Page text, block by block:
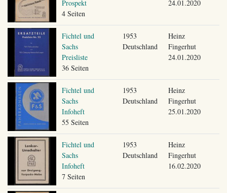
Prospekt
4 Seiten
24.01.2020
Fichtel und
Sachs
Preisliste
36 Seiten
1953
Deutschland
Heinz
Fingerhut
24.01.2020
Fichtel und
Sachs
Infoheft
55 Seiten
1953
Deutschland
Heinz
Fingerhut
25.01.2020
Fichtel und
Sachs
Infoheft
7 Seiten
1953
Deutschland
Heinz
Fingerhut
16.02.2020